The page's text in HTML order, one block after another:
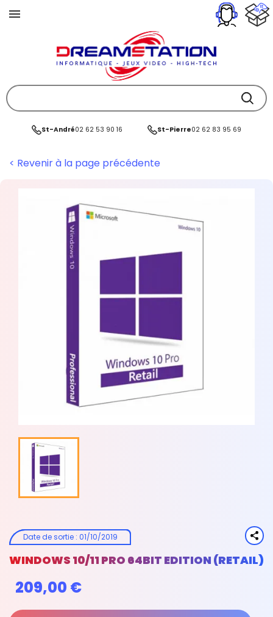
St-André02 62 53 90 16 St-Pierre02 62 83 95 69
< Revenir à la page précédente
Date de sortie: 01/10/2019
WINDOWS 10/11 PRO 64BIT EDITION (RETAIL)
209,00 €